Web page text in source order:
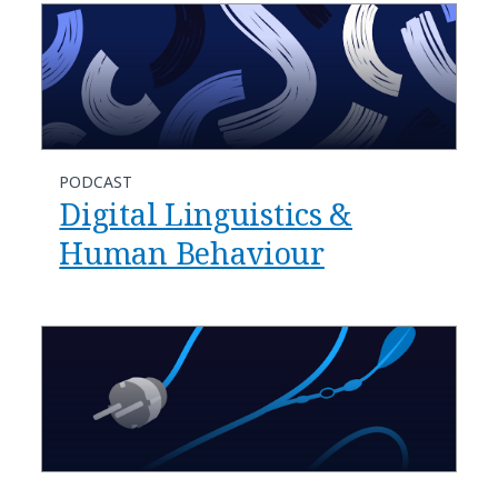
PODCAST
Digital Linguistics &
Human Behaviour